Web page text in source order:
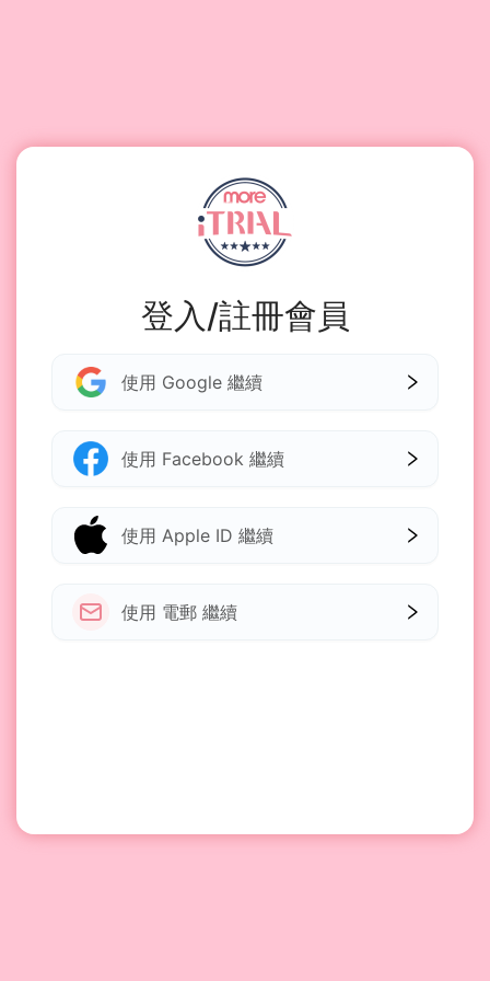
登入/註冊會員
使用 Google 繼續
使用 Facebook 繼續
使用 Apple ID 繼續
使用 電郵 繼續